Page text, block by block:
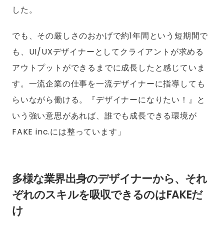
した。
でも、その厳しさのおかげで約1年間という短期間で
も、UI/UXデザイナーとしてクライアントが求める
アウトプットができるまでに成長したと感じていま
す。一流企業の仕事を一流デザイナーに指導しても
らいながら働ける。『デザイナーになりたい！』と
いう強い意思があれば、誰でも成長できる環境が
FAKE inc.には整っています」
多様な業界出身のデザイナーから、それ
ぞれのスキルを吸収できるのはFAKEだ
け